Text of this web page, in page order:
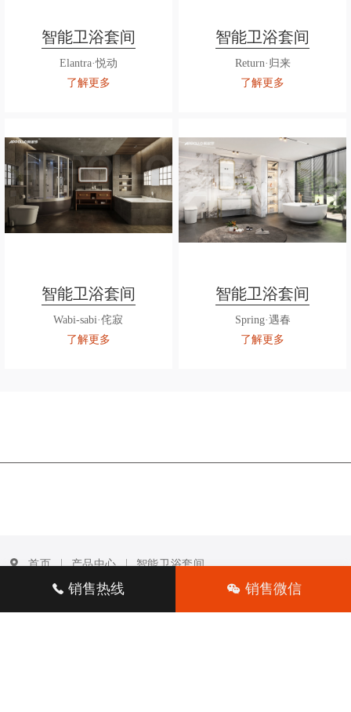
智能卫浴套间
Elantra·悦动
了解更多
智能卫浴套间
Return·归来
了解更多
智能卫浴套间
Wabi-sabi·侘寂
了解更多
智能卫浴套间
Spring·遇春
了解更多
首页 产品中心 智能卫浴套间
产品中心 销售热线 销售微信